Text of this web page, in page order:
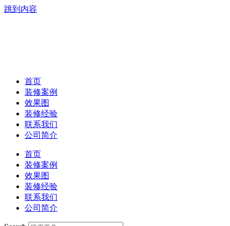
跳到内容
首页
装修案例
效果图
装修经验
联系我们
公司简介
首页
装修案例
效果图
装修经验
联系我们
公司简介